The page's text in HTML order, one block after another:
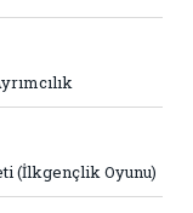
(İlkgençlik Oyunu)